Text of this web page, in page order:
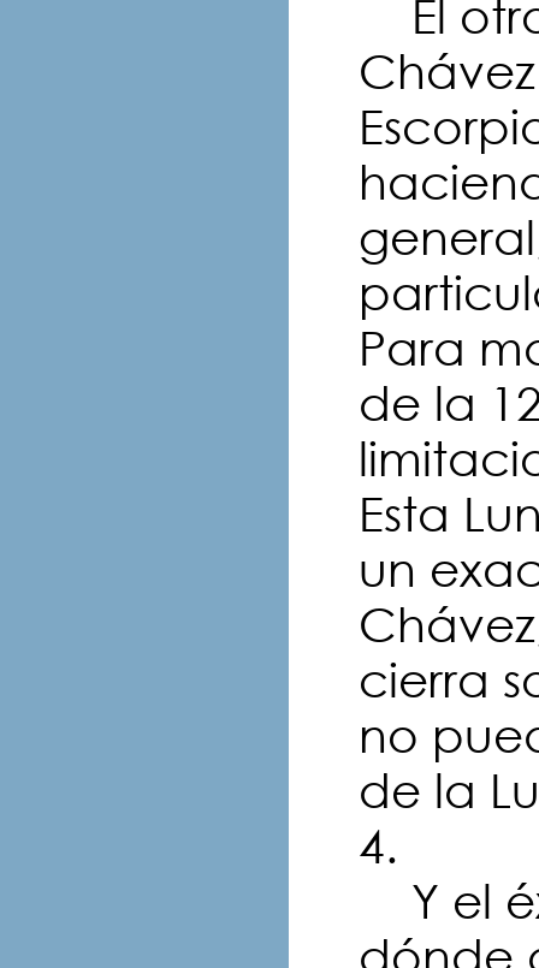
El
Para
de la
Esta
un
cierra
no
de la
4.
Y el
dónde